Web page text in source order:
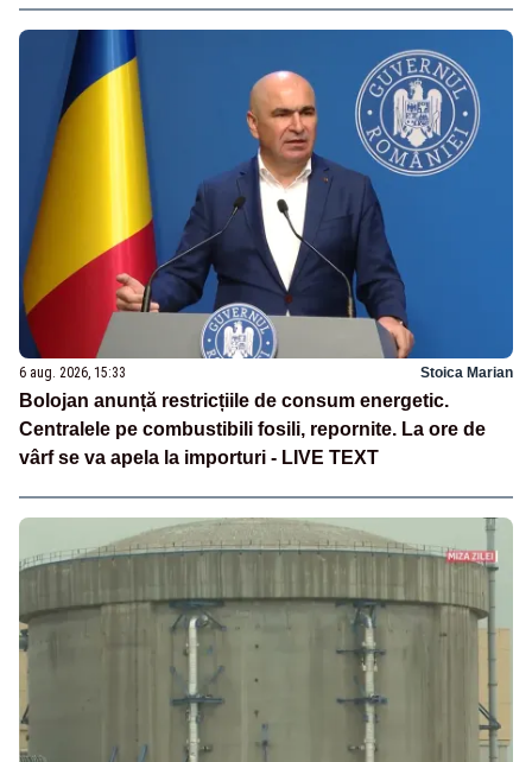
6 aug. 2026, 15:33 Stoica Marian
Bolojan anunță restricțiile de consum energetic.
Centralele pe combustibili fosili, repornite. La ore de
vârf se va apela la importuri - LIVE TEXT